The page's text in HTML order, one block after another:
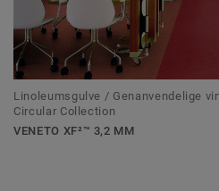
Linoleumsgulve / Genanvendelige
Circular Collection
VENETO XF²™ 3,2 MM